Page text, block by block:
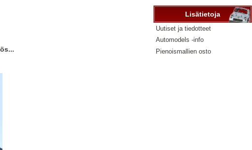
Lisätietoja
Uutiset ja tiedotteet
Automodels -info
Pienoismallien osto